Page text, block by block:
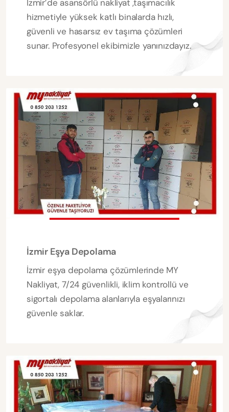
İzmir’de asansörlü nakliyat ,taşımacılık
hizmetiyle yüksek katlı binalarda hızlı,
güvenli ve hasarsız ev taşıma çözümleri
sunar. Profesyonel ekibimizle yanınızdayız.
İzmir Eşya Depolama
İzmir eşya depolama çözümlerinde MY
Nakliyat, 7/24 güvenlikli, iklim kontrollü ve
sigortalı depolama alanlarıyla eşyalarınızı
güvenle saklar.